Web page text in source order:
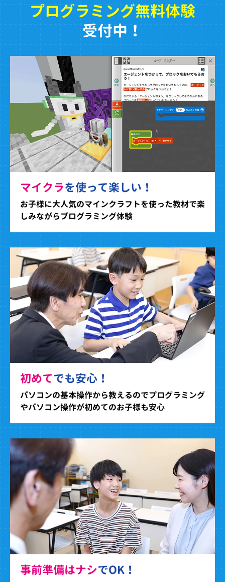
プログラミング無料体験
受付中！
マイクラを使って楽しい！
お子様に大人気のマインクラフトを使った教材で楽
しみながらプログラミング体験
初めてでも安心！
パソコンの基本操作から教えるのでプログラミング
やパソコン操作が初めてのお子様も安心
事前準備はナシでOK！